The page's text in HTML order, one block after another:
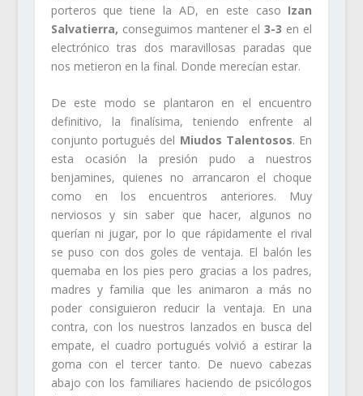
porteros que tiene la AD, en este caso Izan
Salvatierra, conseguimos mantener el3-3 en el
electrónico tras dos maravillosas paradas que
nos metieron en la final. Donde merecían estar.
De este modo se plantaron en el encuentro
definitivo, la finalísima, teniendo enfrente al
conjunto portugués del Miudos Talentosos. En
esta ocasión la presión pudo a nuestros
benjamines, quienes no arrancaron el choque
como en los encuentros anteriores. Muy
nerviosos y sin saber que hacer, algunos no
querían ni jugar, por lo que rápidamente el rival
se puso con dos goles de ventaja. El balón les
quemaba en los pies pero gracias a los padres,
madres y familia que les animaron a más no
poder consiguieron reducir la ventaja. En una
contra, con los nuestros lanzados en busca del
empate, el cuadro portugués volvió a estirar la
goma con el tercer tanto. De nuevo cabezas
abajo con los familiares haciendo de psicólogos